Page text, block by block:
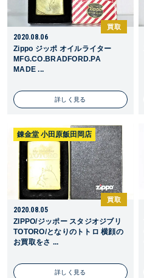
買取
2020.08.06
Zippo ジッポ オイルライター
MFG.CO.BRADFORD.PA
MADE ...
詳しく見る
錬金堂 小田原飯田岡店
買取
2020.08.05
ZIPPO/ジッポー スタジオジブリ
TOTORO/となりのトトロ 横顔の
お買取をさ ...
詳しく見る